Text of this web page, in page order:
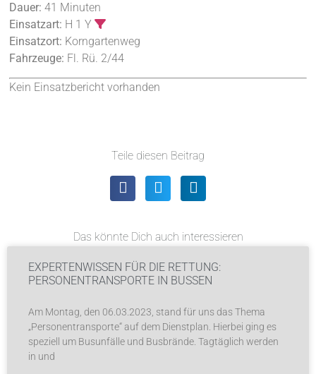
Dauer: 41 Minuten
Einsatzart: H 1 Y
Einsatzort: Korngartenweg
Fahrzeuge: Fl. Rü. 2/44
Kein Einsatzbericht vorhanden
Teile diesen Beitrag
Das könnte Dich auch interessieren
EXPERTENWISSEN FÜR DIE RETTUNG:
PERSONENTRANSPORTE IN BUSSEN
Am Montag, den 06.03.2023, stand für uns das Thema
„Personentransporte“ auf dem Dienstplan. Hierbei ging es
speziell um Busunfälle und Busbrände. Tagtäglich werden
in und